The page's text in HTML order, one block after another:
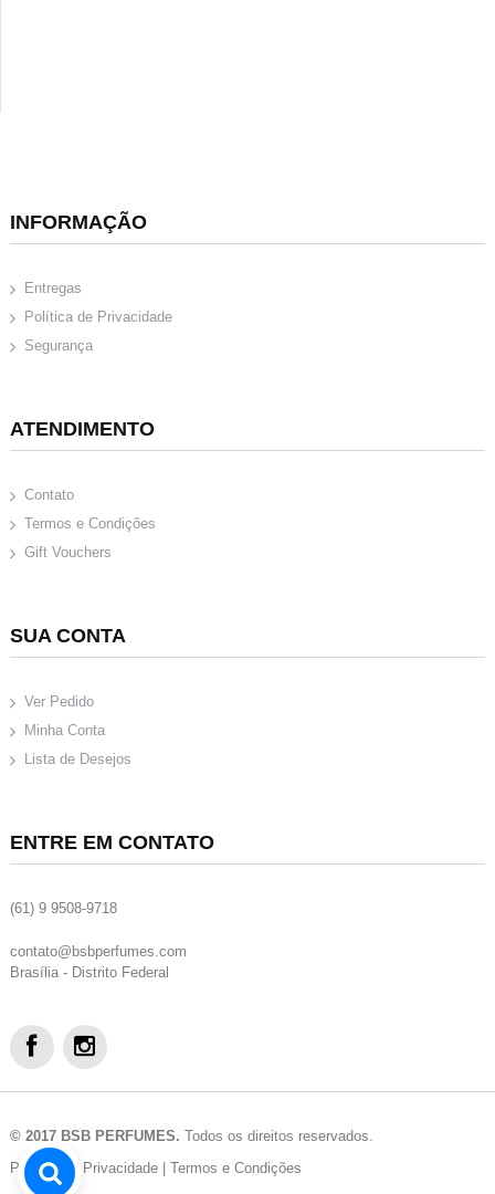
INFORMAÇÃO
Entregas
Política de Privacidade
Segurança
ATENDIMENTO
Contato
Termos e Condições
Gift Vouchers
SUA CONTA
Ver Pedido
Minha Conta
Lista de Desejos
ENTRE EM CONTATO
(61) 9 9508-9718
contato@bsbperfumes.com
Brasília - Distrito Federal
© 2017 BSB PERFUMES. Todos os direitos reservados.
Política de Privacidade| Termos e Condições